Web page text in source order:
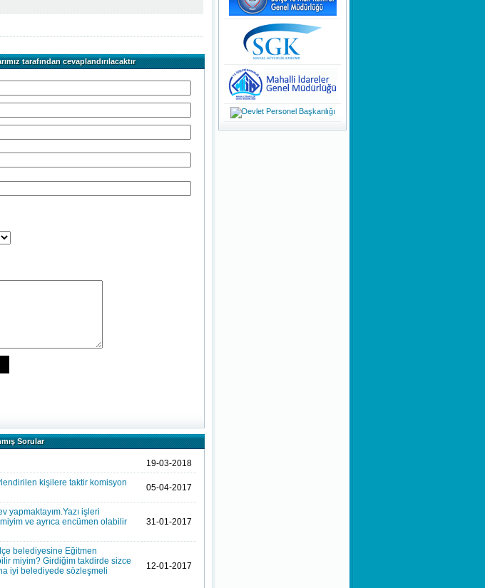
tarafından cevaplandırılacaktır
Sorular
19-03-2018
kişilere taktir komisyon
05-04-2017
yapmaktayım.Yazı işleri
ve ayrıca encümen olabilir
31-01-2017
belediyesine Eğitmen
miyim? Girdiğim takdirde sizce
iyi belediyede sözleşmeli
12-01-2017
KAMUOYUNA
DUYURULUR!
Teknoloji ile Şekillenen Yeni
Dinamik Olmanın Önemi
Olarak Nefes Farkındalığı